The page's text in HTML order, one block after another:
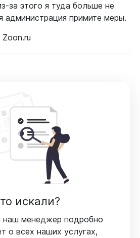
за этого я туда больше не
администрация примите меры.
искали?
наш менеджер подробно
о всех наших услугах,